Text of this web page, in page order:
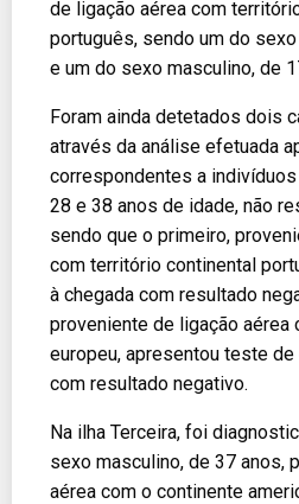
de ligação aérea com
português, sendo um do
e um do sexo masculino, de
Foram ainda detetados dois
através da análise efetuada
correspondentes a
28 e 38 anos de idade, não
sendo que o primeiro,
com território continental
à chegada com resultado
proveniente de ligação aérea
europeu, apresentou teste
com resultado negativo.
Na ilha Terceira, foi
sexo masculino, de 37 anos,
aérea com o continente